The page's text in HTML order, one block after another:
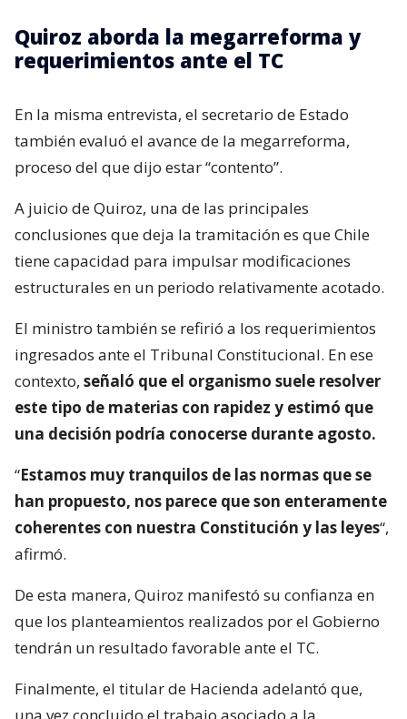
Quiroz aborda la megarreforma y
requerimientos ante el TC
En la misma entrevista, el secretario de Estado
también evaluó el avance de la megarreforma,
proceso del que dijo estar “contento”.
A juicio de Quiroz, una de las principales
conclusiones que deja la tramitación es que Chile
tiene capacidad para impulsar modificaciones
estructurales en un periodo relativamente acotado.
El ministro también se refirió a los requerimientos
ingresados ante el Tribunal Constitucional. En ese
contexto, señaló que el organismo suele resolver
este tipo de materias con rapidez y estimó que
una decisión podría conocerse durante agosto.
“Estamos muy tranquilos de las normas que se
han propuesto, nos parece que son enteramente
coherentes con nuestra Constitución y las leyes“,
afirmó.
De esta manera, Quiroz manifestó su confianza en
que los planteamientos realizados por el Gobierno
tendrán un resultado favorable ante el TC.
Finalmente, el titular de Hacienda adelantó que,
una vez concluido el trabajo asociado a la